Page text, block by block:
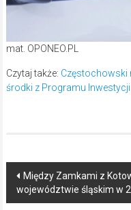
mat. OPONEO.PL
Czytaj także: Częstochowski
środki z Programu
Post
navigation
Między Zamkami z
województwie śląskim w